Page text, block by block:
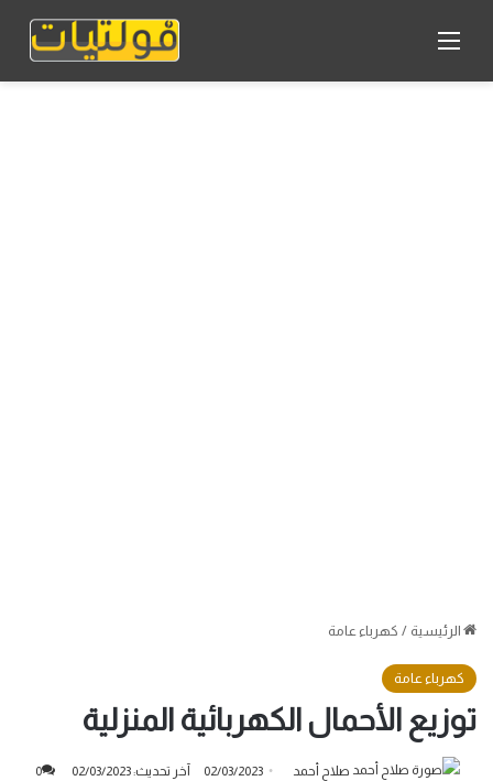
القائمة
الرئيسية / كهرباء عامة
كهرباء عامة
توزيع الأحمال الكهربائية المنزلية
صلاح أحمد 02/03/2023 آخر تحديث: 02/03/2023 0